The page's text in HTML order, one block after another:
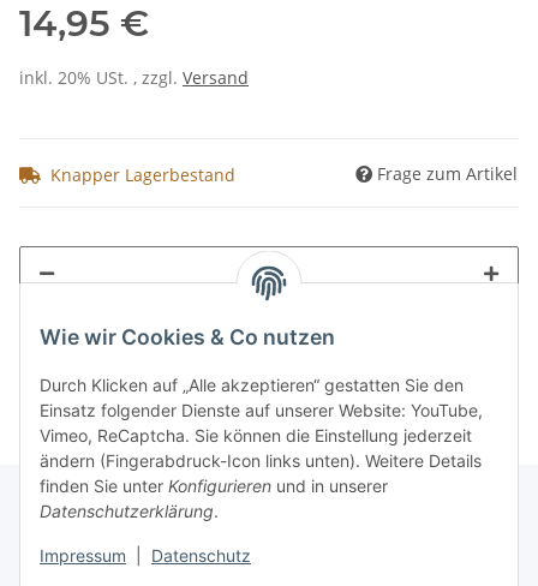
Wie wir Cookies & Co nutzen
Durch Klicken auf „Alle akzeptieren“ gestatten Sie den
Einsatz folgender Dienste auf unserer Website: YouTube,
Vimeo, ReCaptcha. Sie können die Einstellung jederzeit
ändern (Fingerabdruck-Icon links unten). Weitere Details
finden Sie unter Konfigurieren und in unserer
Datenschutzerklärung.
Impressum Datenschutz
14,95 €
inkl. 20% USt. , zzgl. Versand
Knapper Lagerbestand Frage zum Artikel
Informationen